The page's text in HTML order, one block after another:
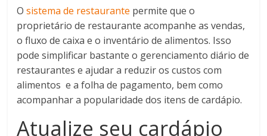
Osistema de restaurante permite que o
proprietário de restaurante acompanhe as vendas,
o fluxo de caixa e o inventário de alimentos. Isso
pode simplificar bastante o gerenciamento diário de
restaurantes e ajudar a reduzir os custos com
alimentos e a folha de pagamento, bem como
acompanhar a popularidade dos itens de cardápio.
Atualize seu cardápio